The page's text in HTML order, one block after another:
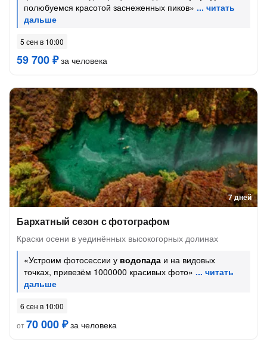
полюбуемся красотой заснеженных пиков»
5 сен в 10:00
59 700 ₽за человека
7 дней
Бархатный сезон с фотографом
Краски осени в уединённых высокогорных долинах
«Устроим фотосессии у водопада и на видовых
точках, привезём 1000000 красивых фото»
6 сен в 10:00
от70 000 ₽за человека